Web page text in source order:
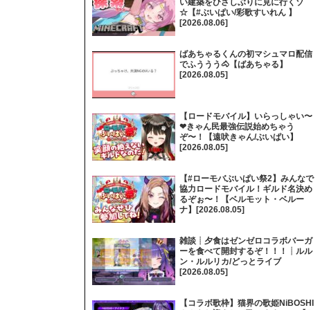
い建築をひさしぶりに見に行くゾ
☆【#ぶいぱい/彩歌すいれん 】
[2026.08.06]
ばあちゃるくんの初マシュマロ配信
でふううう🐴【ばあちゃる】
[2026.08.05]
【ロードモバイル】いらっしゃい〜
❤きゃん民最強伝説始めちゃう
ぞ〜！【遠吠きゃん/ぶいぱい】
[2026.08.05]
【#ローモバぶいぱい祭2】みんなで
協力ロードモバイル！ギルド名決め
るぞぉ〜！【ベルモット・ベルー
ナ】[2026.08.05]
雑談┊夕食はゼンゼロコラボバーガ
ーを食べて開封するぞ！！！┊ルル
ン・ルルリカ/どっとライブ
[2026.08.05]
【コラボ歌枠】猫界の歌姫NiBOSHI